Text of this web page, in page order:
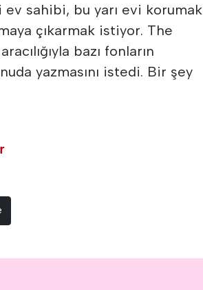
sahibi, bu yarı evi korumak
çıkarmak istiyor. The
bazı fonların
yazmasını istedi. Bir şey